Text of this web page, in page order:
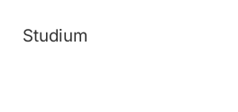
Studium